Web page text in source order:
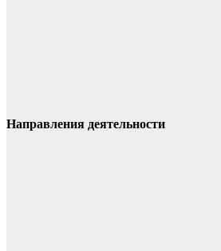
Направления деятельности